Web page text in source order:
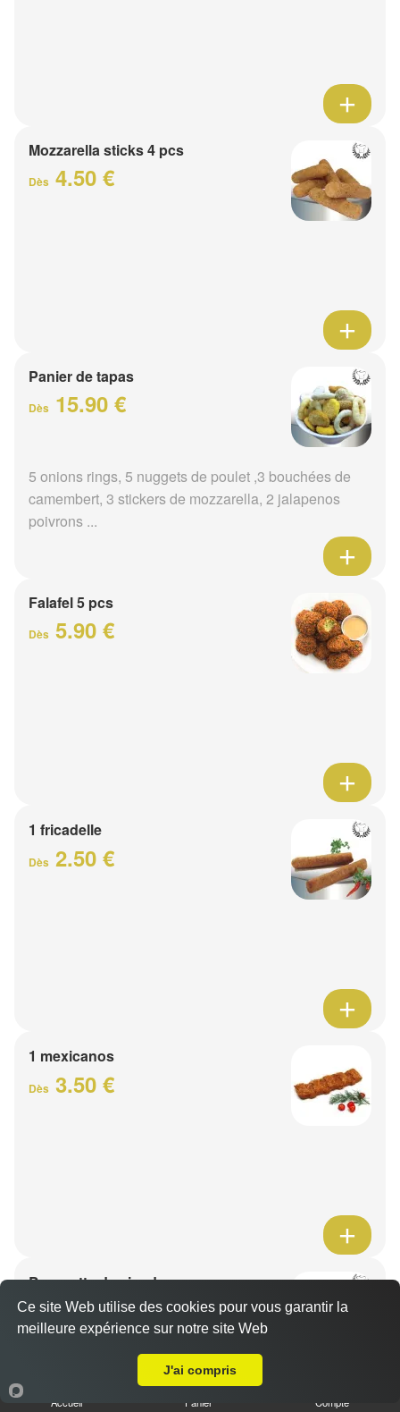
Mozzarella sticks 4 pcs
Dès 4.50 €
Panier de tapas
Dès 15.90 €
5 onions rings, 5 nuggets de poulet ,3 bouchées de
camembert, 3 stickers de mozzarella, 2 jalapenos
poivrons ...
Falafel 5 pcs
Dès 5.90 €
1 fricadelle
Dès 2.50 €
1 mexicanos
Dès 3.50 €
Barquette de viande
Dès7.50 €
1 viande au choix
Accueil Panier Compte
Ce site Web utilise des cookies pour vous garantir la
meilleure expérience sur notre site Web
J'ai compris